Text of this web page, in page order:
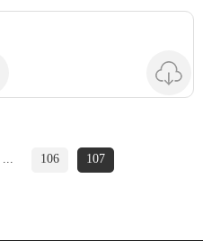
... 106 107